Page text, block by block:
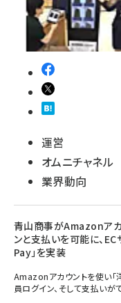
運営
オムニチャネル
業界動向
青山商事がAmazonア
ンと支払いを可能に、
Pay」を実装
Amazonアカウントを使い「
員ログイン、そして支払いが